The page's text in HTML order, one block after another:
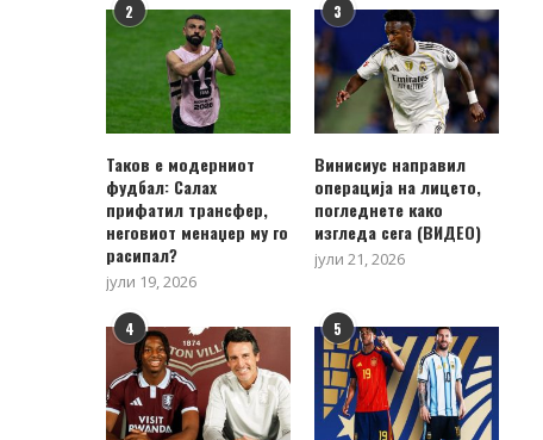
2
Таков е модерниот
фудбал: Салах
прифатил трансфер,
неговиот менаџер му го
расипал?
јули 19, 2026
3
Винисиус направил
операција на лицето,
погледнете како
изгледа сега (ВИДЕО)
јули 21, 2026
4 5